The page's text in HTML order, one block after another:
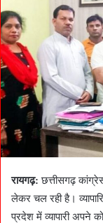
रायगढ़: छत्तीसगढ़
लेकर चल रही है।
प्रदेश में व्यापारी अपने